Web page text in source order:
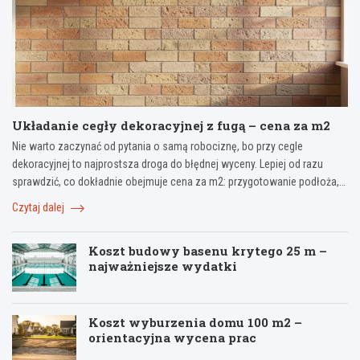
Układanie cegły dekoracyjnej z fugą – cena za m2
Nie warto zaczynać od pytania o samą robociznę, bo przy cegle
dekoracyjnej to najprostsza droga do błędnej wyceny. Lepiej od razu
sprawdzić, co dokładnie obejmuje cena za m2: przygotowanie podłoża,…
Czytaj dalej
Koszt budowy basenu krytego 25 m –
najważniejsze wydatki
Koszt wyburzenia domu 100 m2 –
orientacyjna wycena prac